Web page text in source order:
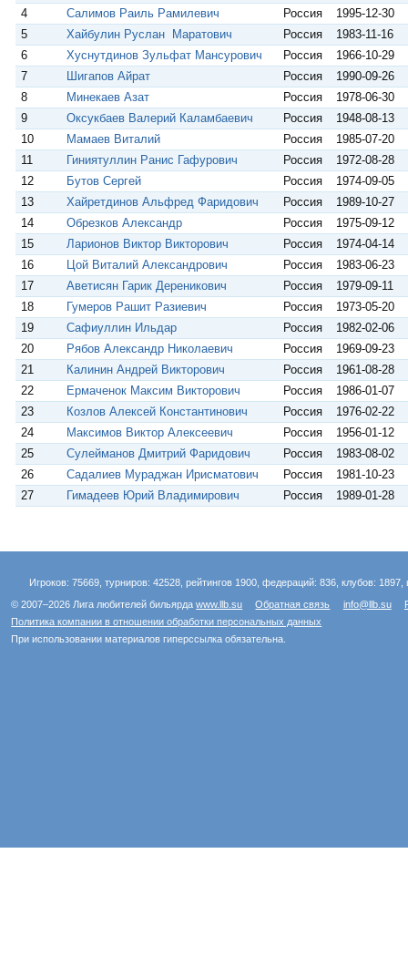
4
Салимов Раиль Рамилевич Россия
1995-12-30
5
Хайбулин Руслан Маратович Россия
1983-11-16
6
Хуснутдинов Зульфат Мансурович Россия
1966-10-29
7
Шигапов Айрат Россия
1990-09-26
8
Минекаев Азат Россия
1978-06-30
9
Оксукбаев Валерий Каламбаевич Россия
1948-08-13
10
Мамаев Виталий Россия
1985-07-20
11
Гиниятуллин Ранис Гафурович Россия
1972-08-28
12
Бутов Сергей Россия
1974-09-05
13
Хайретдинов Альфред Фаридович Россия
1989-10-27
14
Обрезков Александр Россия
1975-09-12
15
Ларионов Виктор Викторович Россия
1974-04-14
16
Цой Виталий Александрович Россия
1983-06-23
17
Аветисян Гарик Дереникович Россия
1979-09-11
18
Гумеров Рашит Разиевич Россия
1973-05-20
19
Сафиуллин Ильдар Россия
1982-02-06
20
Рябов Александр Николаевич Россия
1969-09-23
21
Калинин Андрей Викторович Россия
1961-08-28
22
Ермаченок Максим Викторович Россия
1986-01-07
23
Козлов Алексей Константинович Россия
1976-02-22
24
Максимов Виктор Алексеевич Россия
1956-01-12
25
Сулейманов Дмитрий Фаридович Россия
1983-08-02
26
Садалиев Мураджан Ирисматович Россия
1981-10-23
27
Гимадеев Юрий Владимирович Россия 1989-01-28
Игроков: 75669, турниров: 42528, рейтингов 1900, федераций: 836, клубов:
© 2007–2026 Лига любителей бильярдаwww.llb.su Обратная связь info@llb.su
Политика компании в отношении обработки персональных данных
При использовании материалов гиперссылка обязательна.